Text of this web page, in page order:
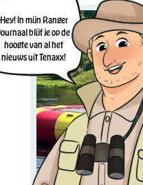
Hey! In mijn Ranger
blijf je op de
hoogte van al het
nieuws uit Tenaxx!